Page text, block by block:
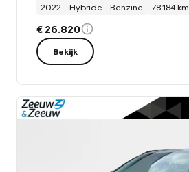
2022
Hybride - Benzine 78.184 km
€ 26.820
Bekijk